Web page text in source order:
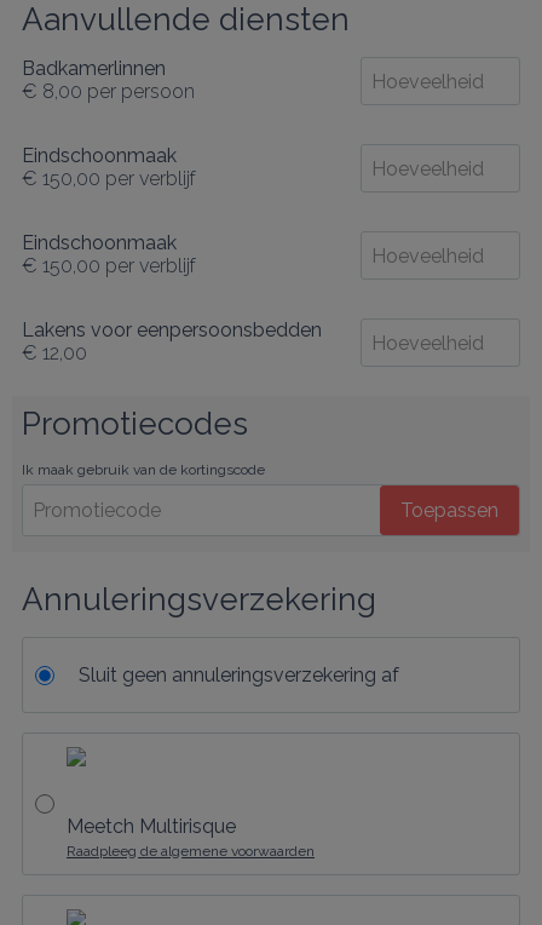
Aanvullende diensten
Badkamerlinnen
€ 8,00 per persoon
Eindschoonmaak
€ 150,00 per verblijf
Eindschoonmaak
€ 150,00 per verblijf
Lakens voor eenpersoonsbedden
€ 12,00
Promotiecodes
Ik maak gebruik van de kortingscode
Toepassen
Annuleringsverzekering
Sluit geen annuleringsverzekering af
Meetch Multirisque
Raadpleeg de algemene voorwaarden